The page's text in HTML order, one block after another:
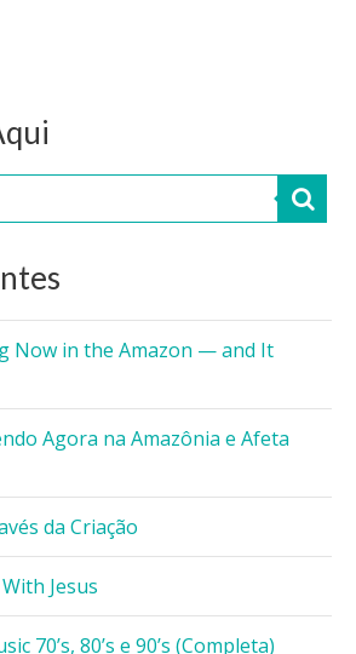
Now in the Amazon — and It
Agora na Amazônia e Afeta
da Criação
Jesus
70’s, 80’s e 90’s (Completa)